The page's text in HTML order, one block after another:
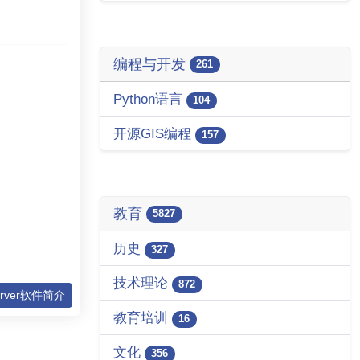
软件简介
编程与开发 261
Python语言 104
开源GIS编程 157
教育 5827
历史 327
技术理论 872
教育培训 16
文化 356